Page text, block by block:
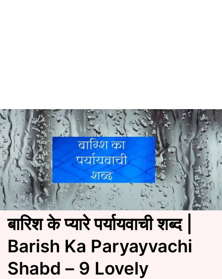
बारिश के प्यारे पर्यायवाची शब्द |
Barish Ka Paryayvachi
Shabd – 9 Lovely